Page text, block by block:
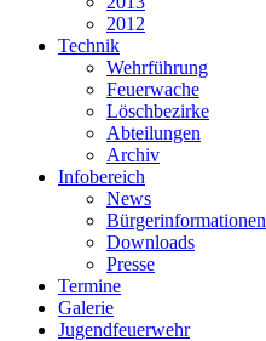
2012
Technik
Wehrführung
Feuerwache
Löschbezirke
Abteilungen
Archiv
Infobereich
News
Bürgerinformationen
Downloads
Presse
Termine
Galerie
Jugendfeuerwehr